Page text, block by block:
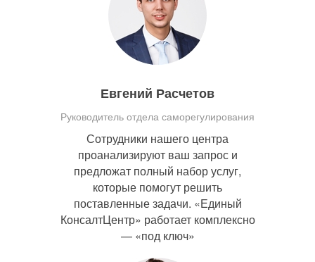
Евгений Расчетов
Руководитель отдела саморегулирования
Сотрудники нашего центра
проанализируют ваш запрос и
предложат полный набор услуг,
которые помогут решить
поставленные задачи. «Единый
КонсалтЦентр» работает комплексно
— «под ключ»